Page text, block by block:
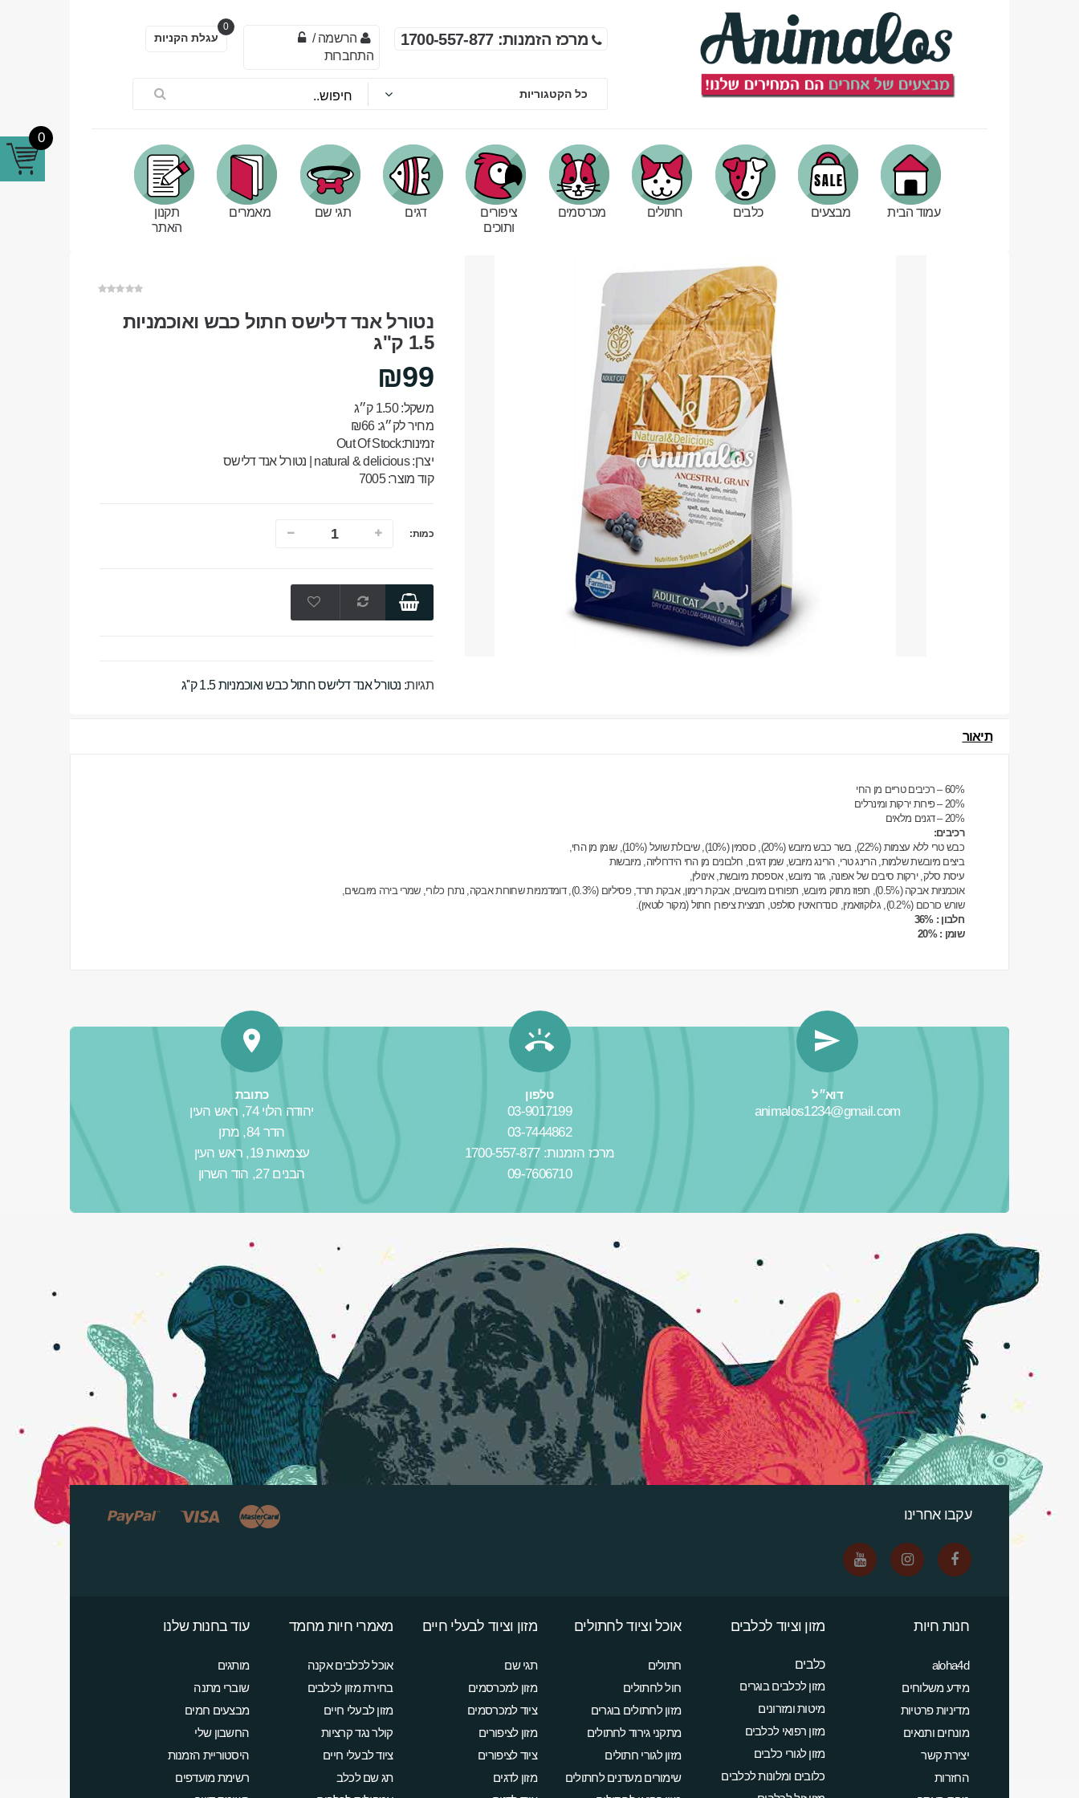
מרכז הזמנות: 1700-557-877 הרשמה/
התחברות
עגלת הקניות
0
עמוד הבית מבצעים כלבים חתולים מכרסמים
ציפורים
ותוכים
דגים תגי שם מאמרים
תקנון
האתר
נטורל אנד דלישס חתול כבש ואוכמניות
1.5 ק''ג
₪99
משקל: 1.50 ק״ג
מחיר לק״ג: ₪66
זמינות:Out Of Stock
יצרן:natural & delicious | נטורל אנד דלישס
קוד מוצר: 7005
כמות:
תגיות: נטורל אנד דלישס חתול כבש ואוכמניות 1.5 ק''ג
תיאור
60% – רכיבים טריים מן החי
20% – פירות ירקות ומינרלים
20% – דגנים מלאים
רכיבים:
כבש טרי ללא עצמות (22%), בשר כבש מיובש (20%), כוסמין (10%), שיבולת שועל (10%), שומן מן החי,
ביצים מיובשת שלמות, הרינג טרי, הרינג מיובש, שמן דגים, חלבונים מן החי הידרוליזה, מיובשות
עיסת סלק, ירקות סיבים של אפונה, גזר מיובש, אספסת מיובשת, אינולין,
אוכמניות אבקה (0.5%), תפוז מתוק מיובש, תפוחים מיובשים, אבקת רימון, אבקת תרד, פסיליום (0.3%), דומדמניות שחורות אבקה, נתרן כלורי, שמרי בירה מיובשים,
שורש כורכום (0.2%), גלוקוזאמין, כונדרואיטין סולפט, תמצית ציפורן חתול (מקור לוטאין).
חלבון : 36%
שומן : 20%
0
דוא״ל
animalos1234@gmail.com
טלפון
03-9017199
03-7444862
מרכז הזמנות: 1700-557-877
09-7606710
כתובת
יהודה הלוי 74, ראש העין
הדר 84, מתן
עצמאות 19, ראש העין
הבנים 27, הוד השרון
עקבו אחרינו
חנות חיות
aloha4d
מידע משלוחים
מדיניות פרטיות
מונחים ותנאים
יצירת קשר
החזרות
מזון וציוד לכלבים
כלבים
מזון לכלבים בוגרים
מיטות ומזרונים
מזון רפואי לכלבים
מזון לגורי כלבים
כלובים ומלונות לכלבים
אוכל וציוד לחתולים
חתולים
חול לחתולים
מזון לחתולים בוגרים
מתקני גירוד לחתולים
מזון לגורי חתולים
שימורים מעדנים לחתולים
מזון וציוד לבעלי חיים
תגי שם
מזון למכרסמים
ציוד למכרסמים
מזון לציפורים
ציוד לציפורים
מזון לדגים
מאמרי חיות מחמד
אוכל לכלבים אקנה
בחירת מזון לכלבים
מזון לבעלי חיים
קולר נגד קרציות
ציוד לבעלי חיים
תג שם לכלב
עוד בחנות שלנו
מותגים
שוברי מתנה
מבצעים חמים
החשבון שלי
היסטוריית הזמנות
רשימת מועדפים